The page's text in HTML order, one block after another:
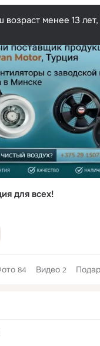
менее 13
для всех!
84 Видео 2